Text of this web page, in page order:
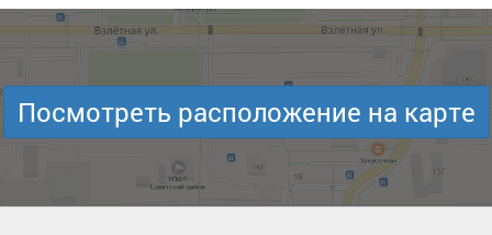
Посмотреть расположение на карте